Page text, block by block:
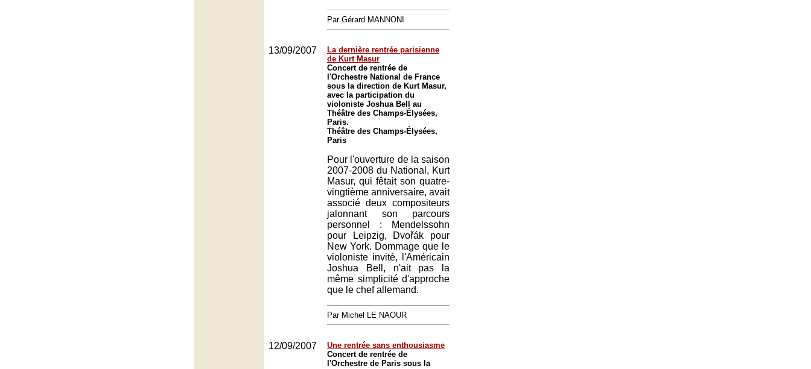
Par Gérard MANNONI
13/09/2007
La dernière rentrée parisienne
de Kurt Masur
Concert de rentrée de
l'Orchestre National de France
sous la direction de Kurt Masur,
avec la participation du
violoniste Joshua Bell au
Théâtre des Champs-Élysées,
Paris.
Théâtre des Champs-Élysées,
Paris
Pour l'ouverture de la saison
2007-2008 du National, Kurt
Masur, qui fêtait son quatre-
vingtième anniversaire, avait
associé deux compositeurs
jalonnant son parcours
personnel : Mendelssohn
pour Leipzig, Dvořák pour
New York. Dommage que le
violoniste invité, l'Américain
Joshua Bell, n'ait pas la
même simplicité d'approche
que le chef allemand.
Par Michel LE NAOUR
12/09/2007
Une rentrée sans enthousiasme
Concert de rentrée de
l'Orchestre de Paris sous la